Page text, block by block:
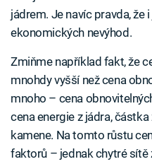
jádrem. Je navíc pravda, že
ekonomických nevýhod.
Zmiňme například fakt, že
mnohdy vyšší než cena
mnoho – cena
cena energie z jádra,
kamene. Na tomto růstu
faktorů – jednak chytré sítě